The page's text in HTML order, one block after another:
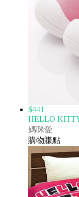
$441
HELLO
媽咪愛
購物賺點